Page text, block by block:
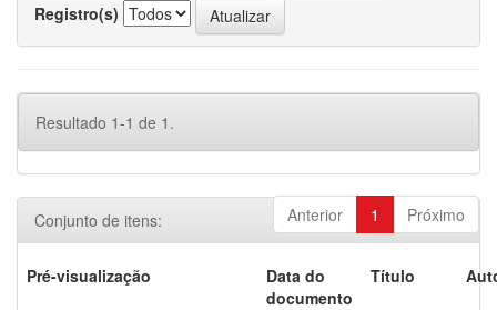
Registro(s)
Resultado 1-1 de 1.
Anterior 1 Próximo
Conjunto de itens:
Pré-visualização
Data do
documento
Título